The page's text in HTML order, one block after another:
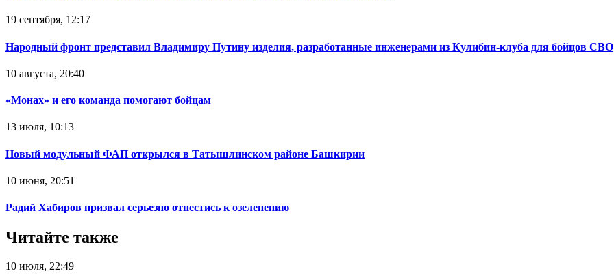
19 сентября, 12:17
Народный фронт представил Владимиру Путину изделия, разработанные инженерами из Кулибин-клуба для бойцов СВО
10 августа, 20:40
«Монах» и его команда помогают бойцам
13 июля, 10:13
Новый модульный ФАП открылся в Татышлинском районе Башкирии
10 июня, 20:51
Радий Хабиров призвал серьезно отнестись к озеленению
Читайте также
10 июля, 22:49